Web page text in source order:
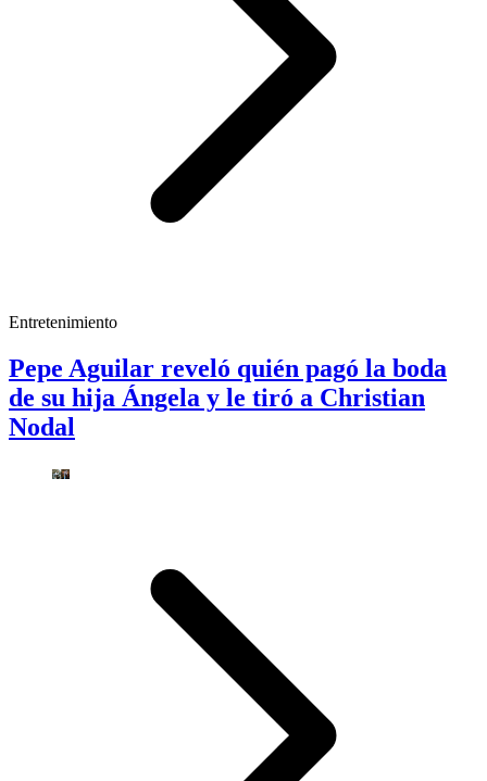
Entretenimiento
Pepe Aguilar reveló quién pagó la boda
de su hija Ángela y le tiró a Christian
Nodal